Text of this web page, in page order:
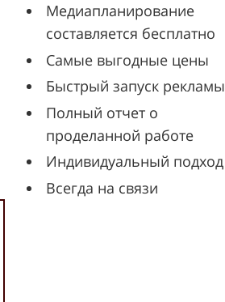
Медиапланирование
составляется бесплатно
Самые выгодные цены
Быстрый запуск рекламы
Полный отчет о
проделанной работе
Индивидуальный подход
Всегда на связи